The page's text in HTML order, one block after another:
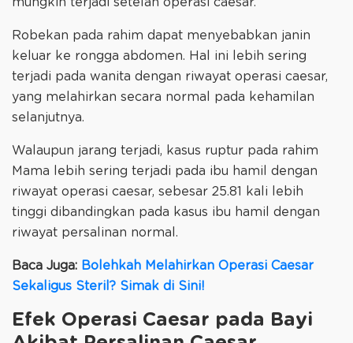
mungkin terjadi setelah operasi caesar.
Robekan pada rahim dapat menyebabkan janin
keluar ke rongga abdomen. Hal ini lebih sering
terjadi pada wanita dengan riwayat operasi caesar,
yang melahirkan secara normal pada kehamilan
selanjutnya.
Walaupun jarang terjadi, kasus ruptur pada rahim
Mama lebih sering terjadi pada ibu hamil dengan
riwayat operasi caesar, sebesar 25.81 kali lebih
tinggi dibandingkan pada kasus ibu hamil dengan
riwayat persalinan normal.
Baca Juga: Bolehkah Melahirkan Operasi Caesar
Sekaligus Steril? Simak di Sini!
Efek Operasi Caesar pada Bayi